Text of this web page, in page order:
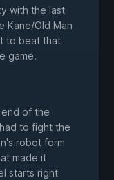
with the last
Kane/Old Man
to beat that
game.
of the
to fight the
robot form
made it
starts right